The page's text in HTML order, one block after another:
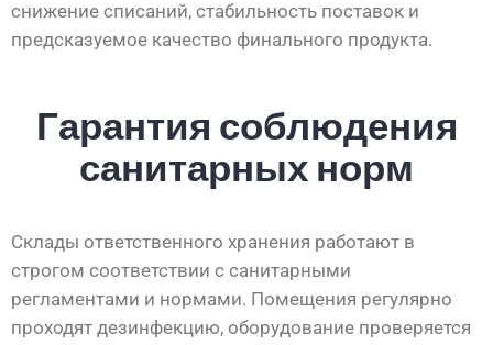
снижение списаний, стабильность поставок и
предсказуемое качество финального продукта.
Гарантия соблюдения
санитарных норм
Склады ответственного хранения работают в
строгом соответствии с санитарными
регламентами и нормами. Помещения регулярно
проходят дезинфекцию, оборудование проверяется